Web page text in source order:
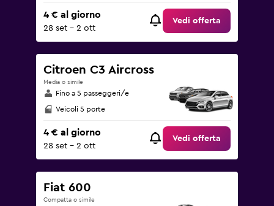
4 € al giorno
28 set - 2 ott
Vedi offerta
Citroen C3 Aircross
Media o simile
Fino a 5 passeggeri/e
Veicoli 5 porte
4 € al giorno
28 set - 2 ott
Vedi offerta
Fiat 600
Compatta o simile